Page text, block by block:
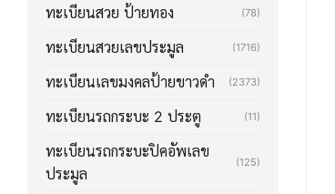
ทะเบียนสวย ป้ายทอง (78)
ทะเบียนสวยเลขประมูล (1716)
ทะเบียนเลขมงคลป้ายขาวดำ (2373)
ทะเบียนรถกระบะ 2 ประตู (11)
ทะเบียนรถกระบะปิคอัพเลข
ประมูล
(125)